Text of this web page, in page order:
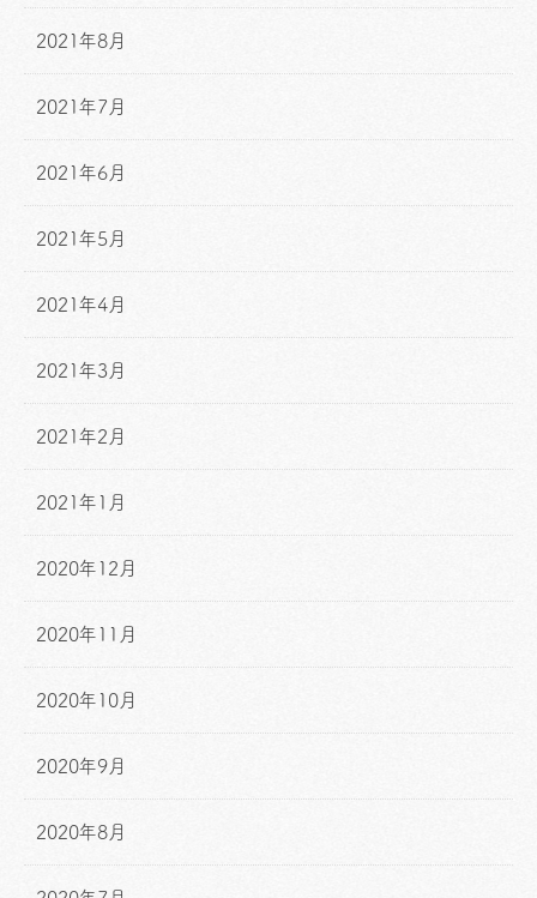
2021年8月
2021年7月
2021年6月
2021年5月
2021年4月
2021年3月
2021年2月
2021年1月
2020年12月
2020年11月
2020年10月
2020年9月
2020年8月